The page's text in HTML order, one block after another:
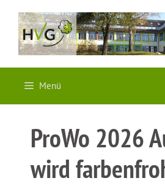
Inhalt
springen
Menü
ProWo 2026
wird